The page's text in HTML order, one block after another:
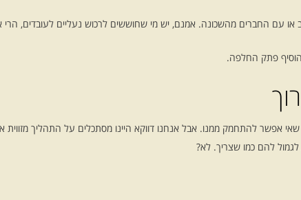
או עם החברים מהשכונה. אמנם, יש מי שחוששים לרכוש נעליים לעובדים,
פתק החלפה.
אפשר להתחמק ממנו. אבל אנחנו דווקא היינו מסתכלים על התהליך
להם כמו שצריך. לא?